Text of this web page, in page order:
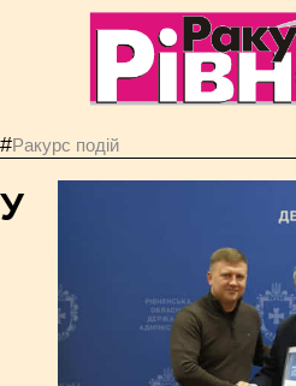
#Ракурс подій
У